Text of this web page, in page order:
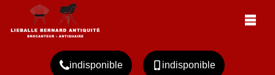
indisponible indisponible